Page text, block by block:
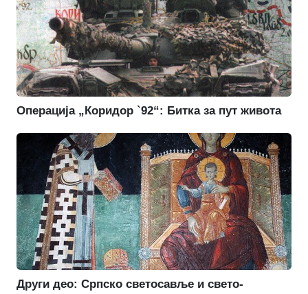
Операција „Коридор `92“: Битка за пут живота
Други део: Српско светосавље и свето-